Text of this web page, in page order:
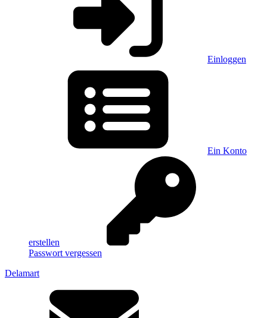
Einloggen
Ein Konto
erstellen
Passwort vergessen
Delamart